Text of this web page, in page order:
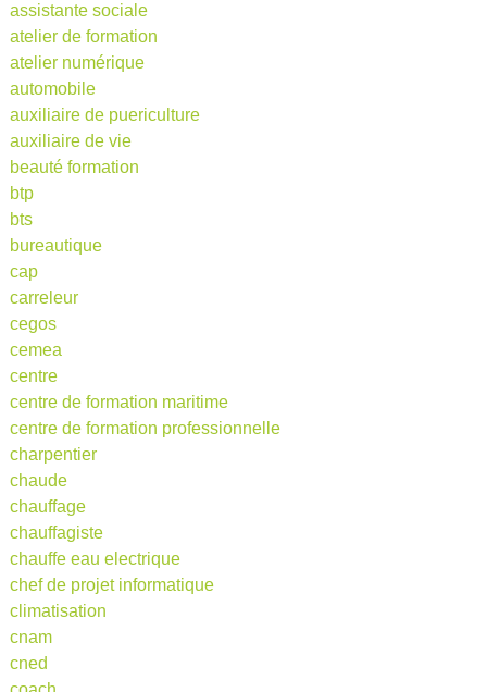
assistante sociale
atelier de formation
atelier numérique
automobile
auxiliaire de puericulture
auxiliaire de vie
beauté formation
btp
bts
bureautique
cap
carreleur
cegos
cemea
centre
centre de formation maritime
centre de formation professionnelle
charpentier
chaude
chauffage
chauffagiste
chauffe eau electrique
chef de projet informatique
climatisation
cnam
cned